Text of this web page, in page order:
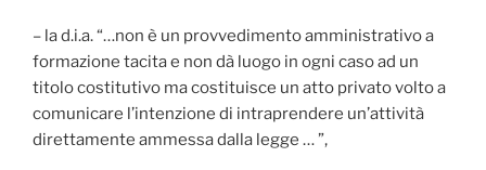
– la d.i.a. “…non è un provvedimento amministrativo a
formazione tacita e non dà luogo in ogni caso ad un
titolo costitutivo ma costituisce un atto privato volto a
comunicare l’intenzione di intraprendere un’attività
direttamente ammessa dalla legge … ”,